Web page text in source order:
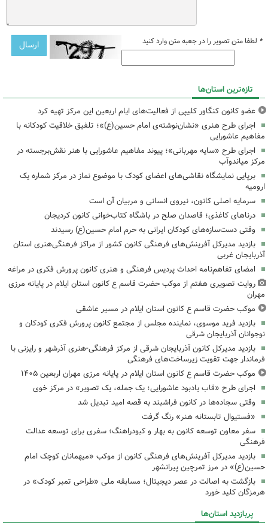
* لطفا متن تصویر را در جعبه متن وارد کنید
تازه‌ترین استان‌ها
عضو کانون کنگاور کلیپی از فعالیت‌های ایام اربعین این مرکز تهیه کرد
اجرای طرح هنری «نشان‌نوشته‌ی امام حسین(ع)»؛ تلفیق خلاقیت کودکانه با
مفاهیم عاشورایی
اجرای طرح «سایه مهربانی»؛ پیوند مفاهیم عاشورایی با هنر نقش‌برجسته در
مرکز میاندوآب
برپایی نمایشگاه نقاشی‌های اعضای کودک با موضوع نماز در مرکز شماره یک
ارومیه
سرمایه اصلی کانون، نیروی انسانی و مربیان آن است
درناهای کاغذی؛ قاصدان صلح در باشگاه کتاب‌خوانی کانون کردیجان
وقتی دست‌سازه‌های کودکان ایرانی به حرم امام حسین(ع) رسیدند
بازدید مدیرکل آفرینش‌های فرهنگی کانون کشور از مراکز فرهنگی‌هنری استان
آذربایجان غربی
امضای تفاهم‌نامه احداث پردیس فرهنگی و هنری کانون پرورش فکری در مراغه
روایت تصویری هفتم از موکب حضرت قاسم ع کانون استان ایلام در پایانه مرزی
مهران
موکب حضرت قاسم ع کانون استان ایلام در مسیر عاشقی
بازدید فرید موسوی، نماینده مجلس از مجتمع کانون پرورش فکری کودکان و
نوجوانان آذربایجان شرقی
بازدید مدیرکل کانون آذربایجان شرقی از مرکز فرهنگی‌-هنری آذرشهر و رایزنی با
فرماندار جهت تقویت زیرساخت‌های فرهنگی
موکب حضرت قاسم ع کانون استان ایلام در پایانه مرزی مهران اربعین ۱۴۰۵
اجرای طرح «قاب یادبود عاشورایی؛ یک جمله، یک تصویر» در مرکز خوی
وقتی سجاده‌ها در کانون فراشبند به قصه امید تبدیل شد
«فستیوال تابستانه هنر» رنگ گرفت
سفر معاون توسعه کانون به بهار و کبودراهنگ؛ سفری برای توسعه عدالت
فرهنگی
بازدید مدیرکل آفرینش‌های فرهنگی کانون از موکب «میهمانان کوچک امام
حسین(ع)» در مرز تمرچین پیرانشهر
بازگشت به اصالت در عصر دیجیتال؛ مسابقه ملی «طراحی تمبر کودک» در
هرمزگان کلید خورد
پربازدید استان‌ها